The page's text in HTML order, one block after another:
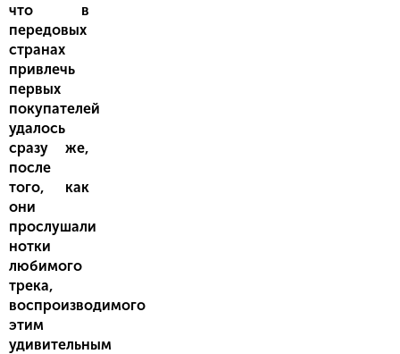
что в
передовых
странах
привлечь
первых
покупателей
удалось
сразу же,
после
того, как
они
прослушали
нотки
любимого
трека,
воспроизводимого
этим
удивительным